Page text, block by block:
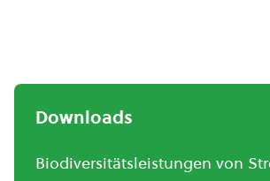
Downloads
Biodiversitätsleistungen von